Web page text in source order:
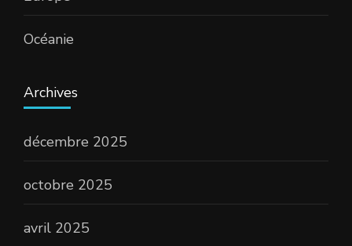
Océanie
Archives
décembre 2025
octobre 2025
avril 2025